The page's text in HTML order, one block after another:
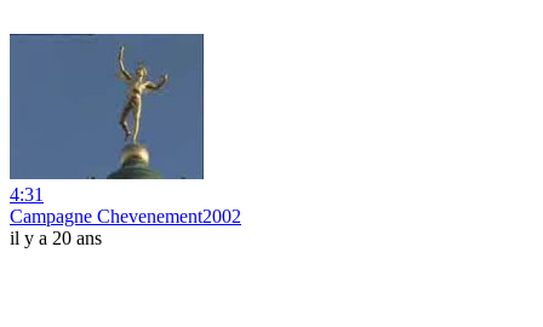
4:31
Campagne Chevenement2002
il y a 20 ans